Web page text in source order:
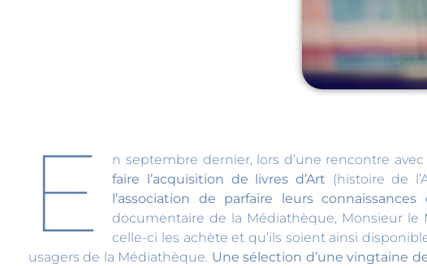
E n septembre dernier, lors d’une rencontre avec
faire l’acquisition de livres d’Art (histoire de
l’association de parfaire leurs
documentaire de la Médiathèque, Monsieur
celle-ci les achète et qu’ils soient ainsi
usagers de la Médiathèque. Une sélection d’une vingtaine